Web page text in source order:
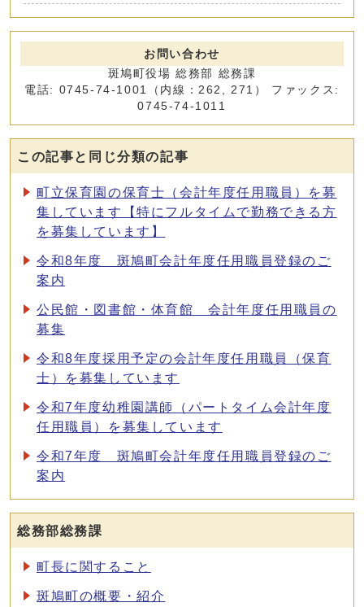
お問い合わせ
斑鳩町役場 総務部 総務課
電話: 0745-74-1001（内線：262, 271） ファックス:
0745-74-1011
この記事と同じ分類の記事
町立保育園の保育士（会計年度任用職員）を募
集しています【特にフルタイムで勤務できる方
を募集しています】
令和8年度 斑鳩町会計年度任用職員登録のご
案内
公民館・図書館・体育館 会計年度任用職員の
募集
令和8年度採用予定の会計年度任用職員（保育
士）を募集しています
令和7年度幼稚園講師（パートタイム会計年度
任用職員）を募集しています
令和7年度 斑鳩町会計年度任用職員登録のご
案内
総務部総務課
町長に関すること
斑鳩町の概要・紹介